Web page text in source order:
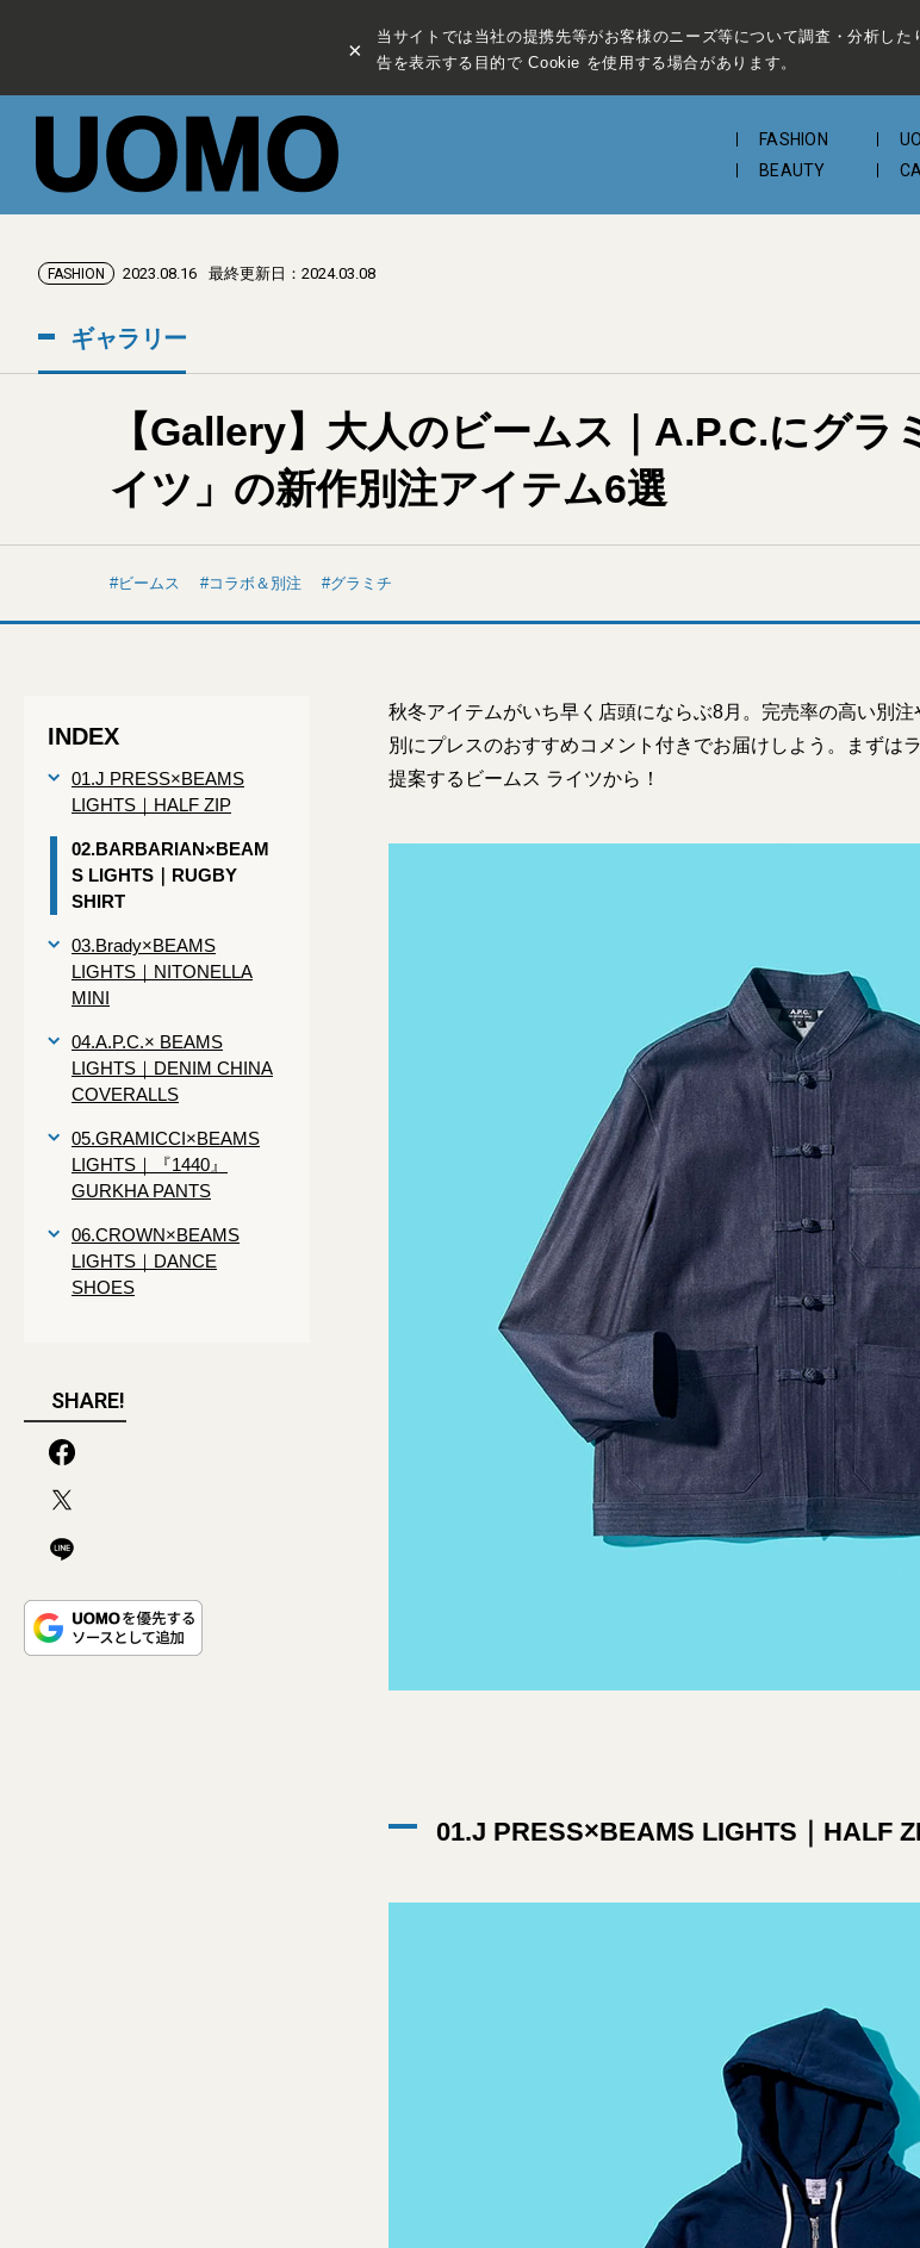
×
当サイトでは当社の提携先等がお客様のニーズ等について調査・分析した
告を表示する目的で Cookie を使用する場合があります。
FASHION
BEAUTY
FASHION 2023.08.16 最終更新日：2024.03.08
ギャラリー
【Gallery】大人のビームス｜A.P.C.にグ
イツ」の新作別注アイテム6選
ビームス コラボ＆別注 グラミチ
INDEX
01.J PRESS×BEAMS
LIGHTS｜HALF ZIP
02.BARBARIAN×BEAM
S LIGHTS｜RUGBY
SHIRT
03.Brady×BEAMS
LIGHTS｜NITONELLA
MINI
04.A.P.C.× BEAMS
LIGHTS｜DENIM CHINA
COVERALLS
05.GRAMICCI×BEAMS
LIGHTS｜『1440』
GURKHA PANTS
06.CROWN×BEAMS
LIGHTS｜DANCE
SHOES
SHARE!
秋冬アイテムがいち早く店頭にならぶ8月。完売率の高い別
別にプレスのおすすめコメント付きでお届けしよう。まずは
提案するビームス ライツから！
01.J PRESS×BEAMS LIGHTS｜HALF